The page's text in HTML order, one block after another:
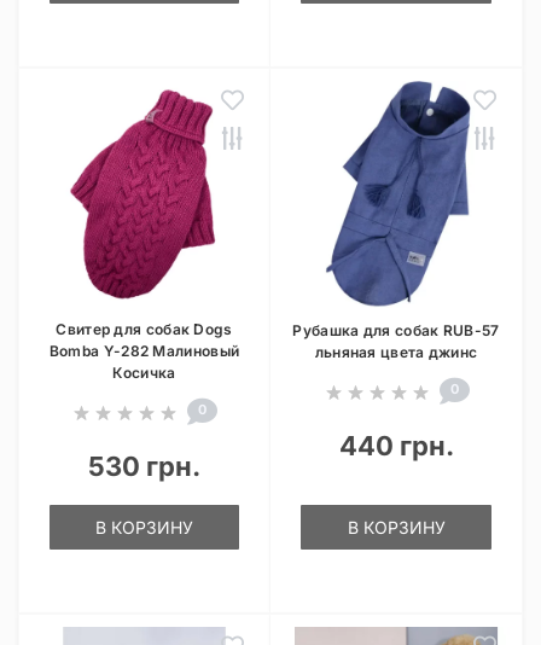
Свитер для собак Dogs
Bomba Y-282 Малиновый
Косичка
0
530 грн.
В КОРЗИНУ
Рубашка для собак RUB-57
льняная цвета джинс
0
440 грн.
В КОРЗИНУ